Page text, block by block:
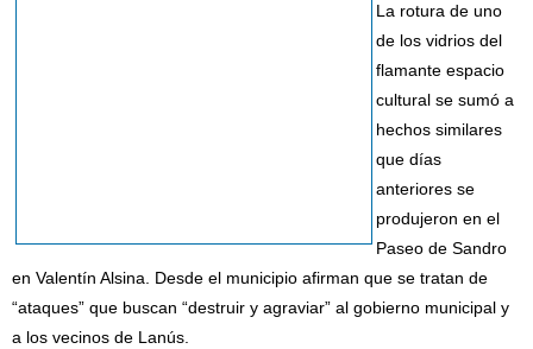
La rotura de uno
de los vidrios del
flamante espacio
cultural se sumó a
hechos similares
que días
anteriores se
produjeron en el
Paseo de Sandro
en Valentín Alsina. Desde el municipio afirman que se tratan de
“ataques” que buscan “destruir y agraviar” al gobierno municipal y
a los vecinos de Lanús.